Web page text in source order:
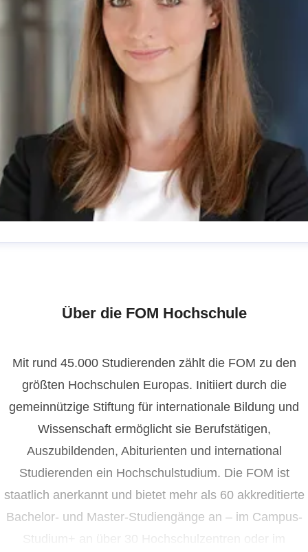
Über die FOM Hochschule
Mit rund 45.000 Studierenden zählt die FOM zu den
größten Hochschulen Europas. Initiiert durch die
gemeinnützige Stiftung für internationale Bildung und
Wissenschaft ermöglicht sie Berufstätigen,
Auszubildenden, Abiturienten und international
Studierenden ein Hochschulstudium. Die FOM ist
staatlich anerkannt und bietet mehr als 60 akkreditierte
Bachelor- und Master-Studiengänge an – im Campus-
Studium+ an über 30 Hochschulzentren oder im